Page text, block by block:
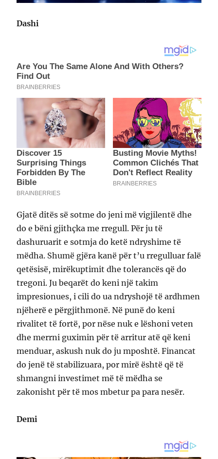
Dashi
Gjatë ditës së sotme do jeni më vigjilentë dhe
do e bëni gjithçka me rregull. Për ju të
dashuruarit e sotmja do ketë ndryshime të
mëdha. Shumë gjëra kanë për t’u rregulluar falë
qetësisë, mirëkuptimit dhe tolerancës që do
tregoni. Ju beqarët do keni një takim
impresionues, i cili do ua ndryshojë të ardhmen
njëherë e përgjithmonë. Në punë do keni
rivalitet të fortë, por nëse nuk e lëshoni veten
dhe merrni guximin për të arritur atë që keni
menduar, askush nuk do ju mposhtë. Financat
do jenë të stabilizuara, por mirë është që të
shmangni investimet më të mëdha se
zakonisht për të mos mbetur pa para nesër.
Demi